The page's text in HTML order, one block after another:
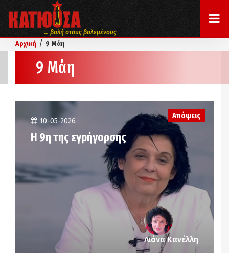
... βολή στους βολεμένους
Αρχική / 9 Μάη
9 Μάη
Απόψεις
10-05-2026
Η 9η της εγρήγορσης
Λιάνα Κανέλλη